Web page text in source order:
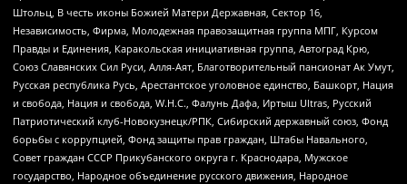
Штольц, В честь иконы Божией Матери Державная, Сектор 16,
Независимость, Фирма, Молодежная правозащитная группа МПГ, Курсом
Правды и Единения, Каракольская инициативная группа, Автоград Крю,
Союз Славянских Сил Руси, Алля-Аят, Благотворительный пансионат Ак Умут,
Русская республика Русь, Арестантское уголовное единство, Башкорт, Нация
и свобода, Нация и свобода, W.H.С., Фалунь Дафа, Иртыш Ultras, Русский
Патриотический клуб-Новокузнецк/РПК, Сибирский державный союз, Фонд
борьбы с коррупцией, Фонд защиты прав граждан, Штабы Навального,
Совет граждан СССР Прикубанского округа г. Краснодара, Мужское
государство, Народное объединение русского движения, Народное